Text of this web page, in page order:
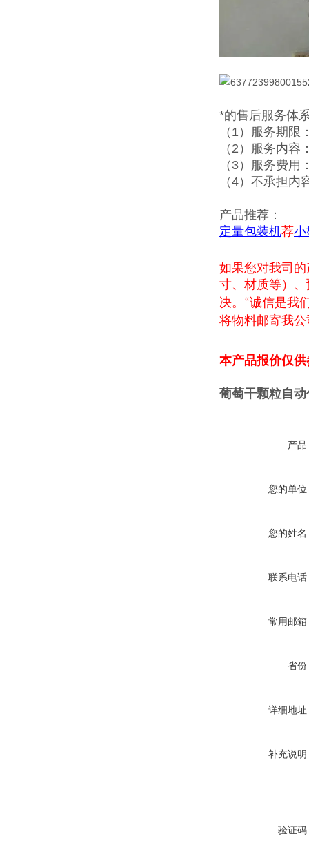
*的售后服务体
（1）服务期
（2）服务内
（3）服务费用
（4）不承担
产品推荐：
定量包装机荐小
如果您对我司
寸、材质等）
决。 “诚信是我
将物料邮寄我
本产品报价仅
葡萄干颗粒自
产品
您的单位
您的姓名
联系电话
常用邮箱
省份
详细地址
补充说明
验证码